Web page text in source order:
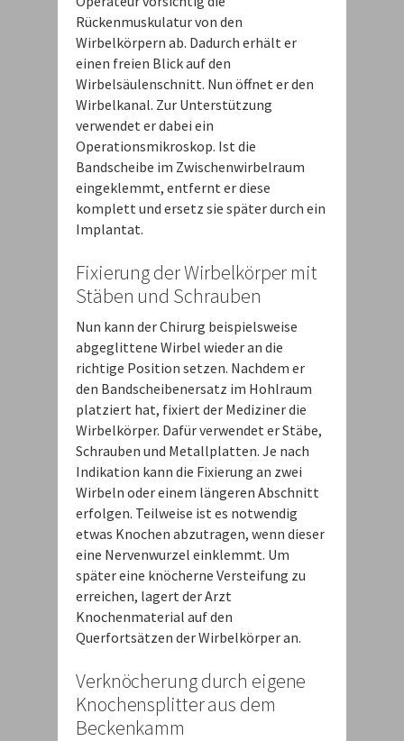
Rückenmuskulatur von den
Wirbelkörpern ab. Dadurch erhält er
einen freien Blick auf den
Wirbelsäulenschnitt. Nun öffnet er den
Wirbelkanal. Zur Unterstützung
verwendet er dabei ein
Operationsmikroskop. Ist die
Bandscheibe im Zwischenwirbelraum
eingeklemmt, entfernt er diese
komplett und ersetz sie später durch ein
Implantat.
Fixierung der Wirbelkörper mit
Stäben und Schrauben
Nun kann der Chirurg beispielsweise
abgeglittene Wirbel wieder an die
richtige Position setzen. Nachdem er
den Bandscheibenersatz im Hohlraum
platziert hat, fixiert der Mediziner die
Wirbelkörper. Dafür verwendet er Stäbe,
Schrauben und Metallplatten. Je nach
Indikation kann die Fixierung an zwei
Wirbeln oder einem längeren Abschnitt
erfolgen. Teilweise ist es notwendig
etwas Knochen abzutragen, wenn dieser
eine Nervenwurzel einklemmt. Um
später eine knöcherne Versteifung zu
erreichen, lagert der Arzt
Knochenmaterial auf den
Querfortsätzen der Wirbelkörper an.
Verknöcherung durch eigene
Knochensplitter aus dem
Beckenkamm